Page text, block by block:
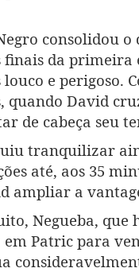
consolidou
da primeira
e perigoso.
quando David
de cabeça seu
tranquilizar
até, aos 35
ampliar a
Negueba, que
Patric para